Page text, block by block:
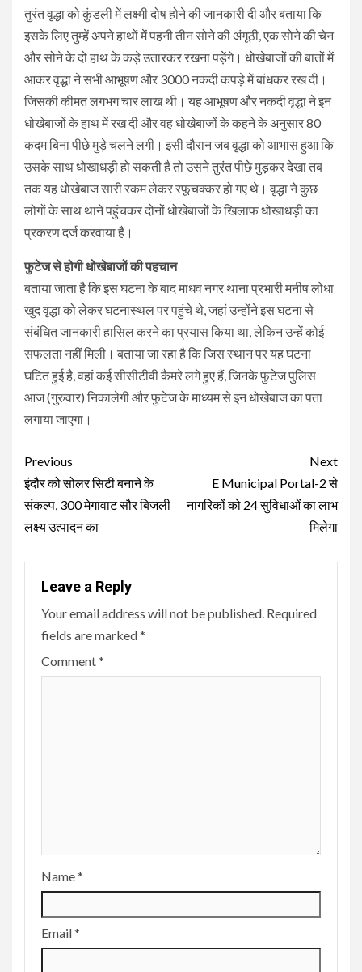
तुरंत वृद्धा को कुंडली में लक्ष्मी दोष होने की जानकारी दी और बताया कि
इसके लिए तुम्हें अपने हाथों में पहनी तीन सोने की अंगूठी, एक सोने की चेन
और सोने के दो हाथ के कड़े उतारकर रखना पड़ेंगे। धोखेबाजों की बातों में
आकर वृद्धा ने सभी आभूषण और 3000 नकदी कपड़े में बांधकर रख दी।
जिसकी कीमत लगभग चार लाख थी। यह आभूषण और नकदी वृद्धा ने इन
धोखेबाजों के हाथ में रख दी और वह धोखेबाजों के कहने के अनुसार 80
कदम बिना पीछे मुड़े चलने लगी। इसी दौरान जब वृद्धा को आभास हुआ कि
उसके साथ धोखाधड़ी हो सकती है तो उसने तुरंत पीछे मुड़कर देखा तब
तक यह धोखेबाज सारी रकम लेकर रफूचक्कर हो गए थे। वृद्धा ने कुछ
लोगों के साथ थाने पहुंचकर दोनों धोखेबाजों के खिलाफ धोखाधड़ी का
प्रकरण दर्ज करवाया है।
फुटेज से होगी धोखेबाजों की पहचान
बताया जाता है कि इस घटना के बाद माधव नगर थाना प्रभारी मनीष लोधा
खुद वृद्धा को लेकर घटनास्थल पर पहुंचे थे, जहां उन्होंने इस घटना से
संबंधित जानकारी हासिल करने का प्रयास किया था, लेकिन उन्हें कोई
सफलता नहीं मिली। बताया जा रहा है कि जिस स्थान पर यह घटना
घटित हुई है, वहां कई सीसीटीवी कैमरे लगे हुए हैं, जिनके फुटेज पुलिस
आज (गुरुवार) निकालेगी और फुटेज के माध्यम से इन धोखेबाज का पता
लगाया जाएगा।
Continue
Reading
Previous
इंदौर को सोलर सिटी बनाने के
संकल्प, 300 मेगावाट सौर बिजली
लक्ष्य उत्पादन का
Next
E Municipal Portal-2 से
नागरिकों को 24 सुविधाओं का लाभ
मिलेगा
Leave a Reply
Your email address will not be published. Required
fields are marked*
Comment*
Name*
Email*